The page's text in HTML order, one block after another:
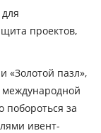
проектов,
«Золотой пазл»,
международной
побороться за
ивент-